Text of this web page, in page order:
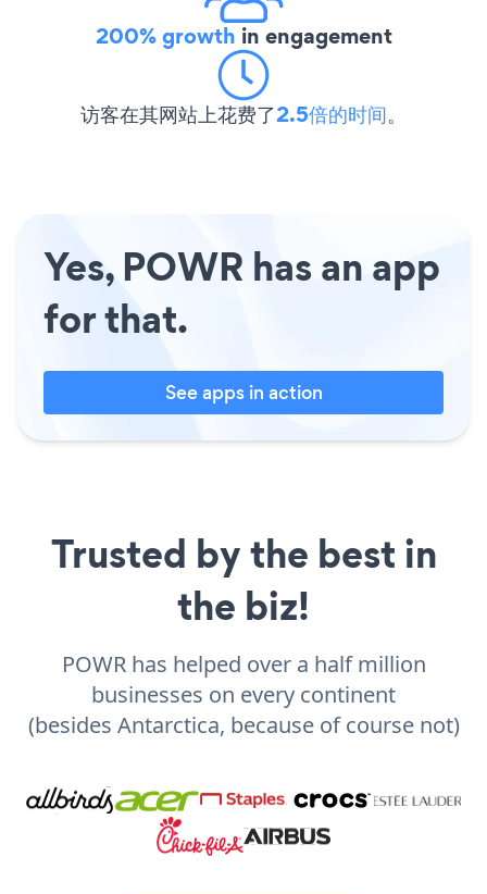
200% growth in engagement
访客在其网站上花费了2.5倍的时间。
Yes, POWR has an app
for that.
See apps in action
Trusted by the best in
the biz!
POWR has helped over a half million
businesses on every continent
(besides Antarctica, because of course not)